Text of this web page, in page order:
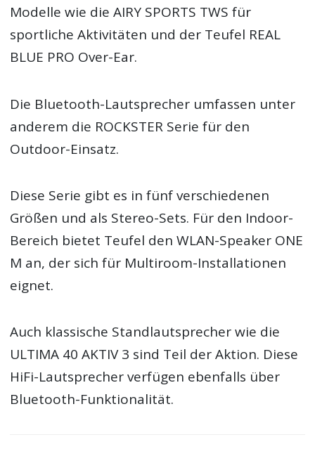
Modelle wie die AIRY SPORTS TWS für
sportliche Aktivitäten und der Teufel REAL
BLUE PRO Over-Ear.
Die Bluetooth-Lautsprecher umfassen unter
anderem die ROCKSTER Serie für den
Outdoor-Einsatz.
Diese Serie gibt es in fünf verschiedenen
Größen und als Stereo-Sets. Für den Indoor-
Bereich bietet Teufel den WLAN-Speaker ONE
M an, der sich für Multiroom-Installationen
eignet.
Auch klassische Standlautsprecher wie die
ULTIMA 40 AKTIV 3 sind Teil der Aktion. Diese
HiFi-Lautsprecher verfügen ebenfalls über
Bluetooth-Funktionalität.